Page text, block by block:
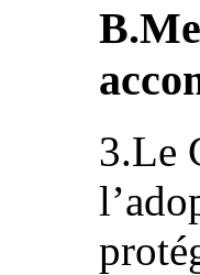
3.Le